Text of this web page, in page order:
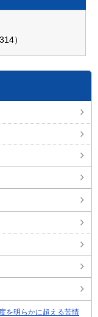
）
を明らかに超える苦情